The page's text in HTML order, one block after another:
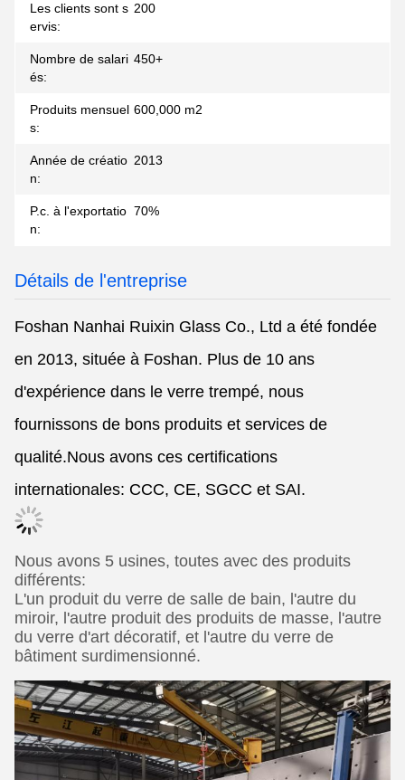
Les clients sont s
ervis:
200
Nombre de salari
és:
450+
Produits mensuel
s:
600,000 m2
Année de créatio
n:
2013
P.c. à l'exportatio
n:
70%
Détails de l'entreprise
Foshan Nanhai Ruixin Glass Co., Ltd a été fondée
en 2013, située à Foshan. Plus de 10 ans
d'expérience dans le verre trempé, nous
fournissons de bons produits et services de
qualité.Nous avons ces certifications
internationales: CCC, CE, SGCC et SAI.
Nous avons 5 usines, toutes avec des produits
différents:
L'un produit du verre de salle de bain, l'autre du
miroir, l'autre produit des produits de masse, l'autre
du verre d'art décoratif, et l'autre du verre de
bâtiment surdimensionné.